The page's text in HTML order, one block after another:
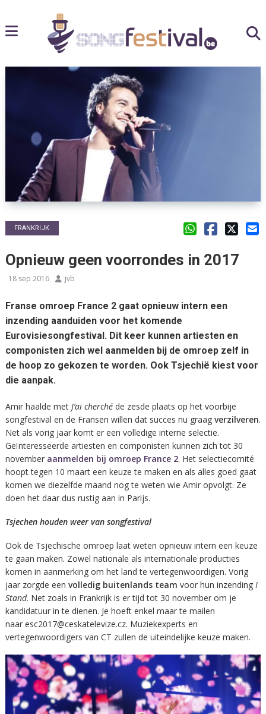
FRANKRIJK
Opnieuw geen voorrondes in 2017
18 sep 2016 jvb
Franse omroep France 2 gaat opnieuw intern een
inzending aanduiden voor het komende
Eurovisiesongfestival. Dit keer kunnen artiesten en
componisten zich wel aanmelden bij de omroep zelf in
de hoop zo gekozen te worden. Ook Tsjechië kiest voor
die aanpak.
Amir haalde met J’ai cherchéde zesde plaats op het voorbije
songfestival en de Fransen willen dat succes nu graag verzilveren.
Net als vorig jaar komt er een volledige interne selectie.
Geïnteresseerde artiesten en componisten kunnen zich tot 30
november aanmelden bij omroep France 2. Het selectiecomité
hoopt tegen 10 maart een keuze te maken en als alles goed gaat
komen we diezelfde maand nog te weten wie Amir opvolgt. Ze
doen het daar dus rustig aan in Parijs.
Tsjechen houden weer van songfestival
Ook de Tsjechische omroep laat weten opnieuw intern een keuze
te gaan maken. Zowel nationale als internationale producties
komen in aanmerking om het land te vertegenwoordigen. Vorig
jaar zorgde een volledig buitenlands team voor hun inzendingI
Stand. Net zoals in Frankrijk is er tijd tot 30 november om je
kandidatuur in te dienen. Je hoeft enkel maar te mailen
naar esc2017@ceskatelevize.cz. Muziekexperts en
vertegenwoordigers van CT zullen de uiteindelijke keuze maken.